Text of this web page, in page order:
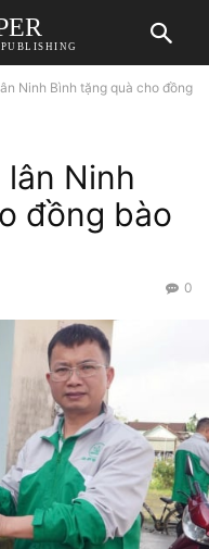
Ninh Bình tặng quà cho đồng
lân Ninh
đồng bào
0